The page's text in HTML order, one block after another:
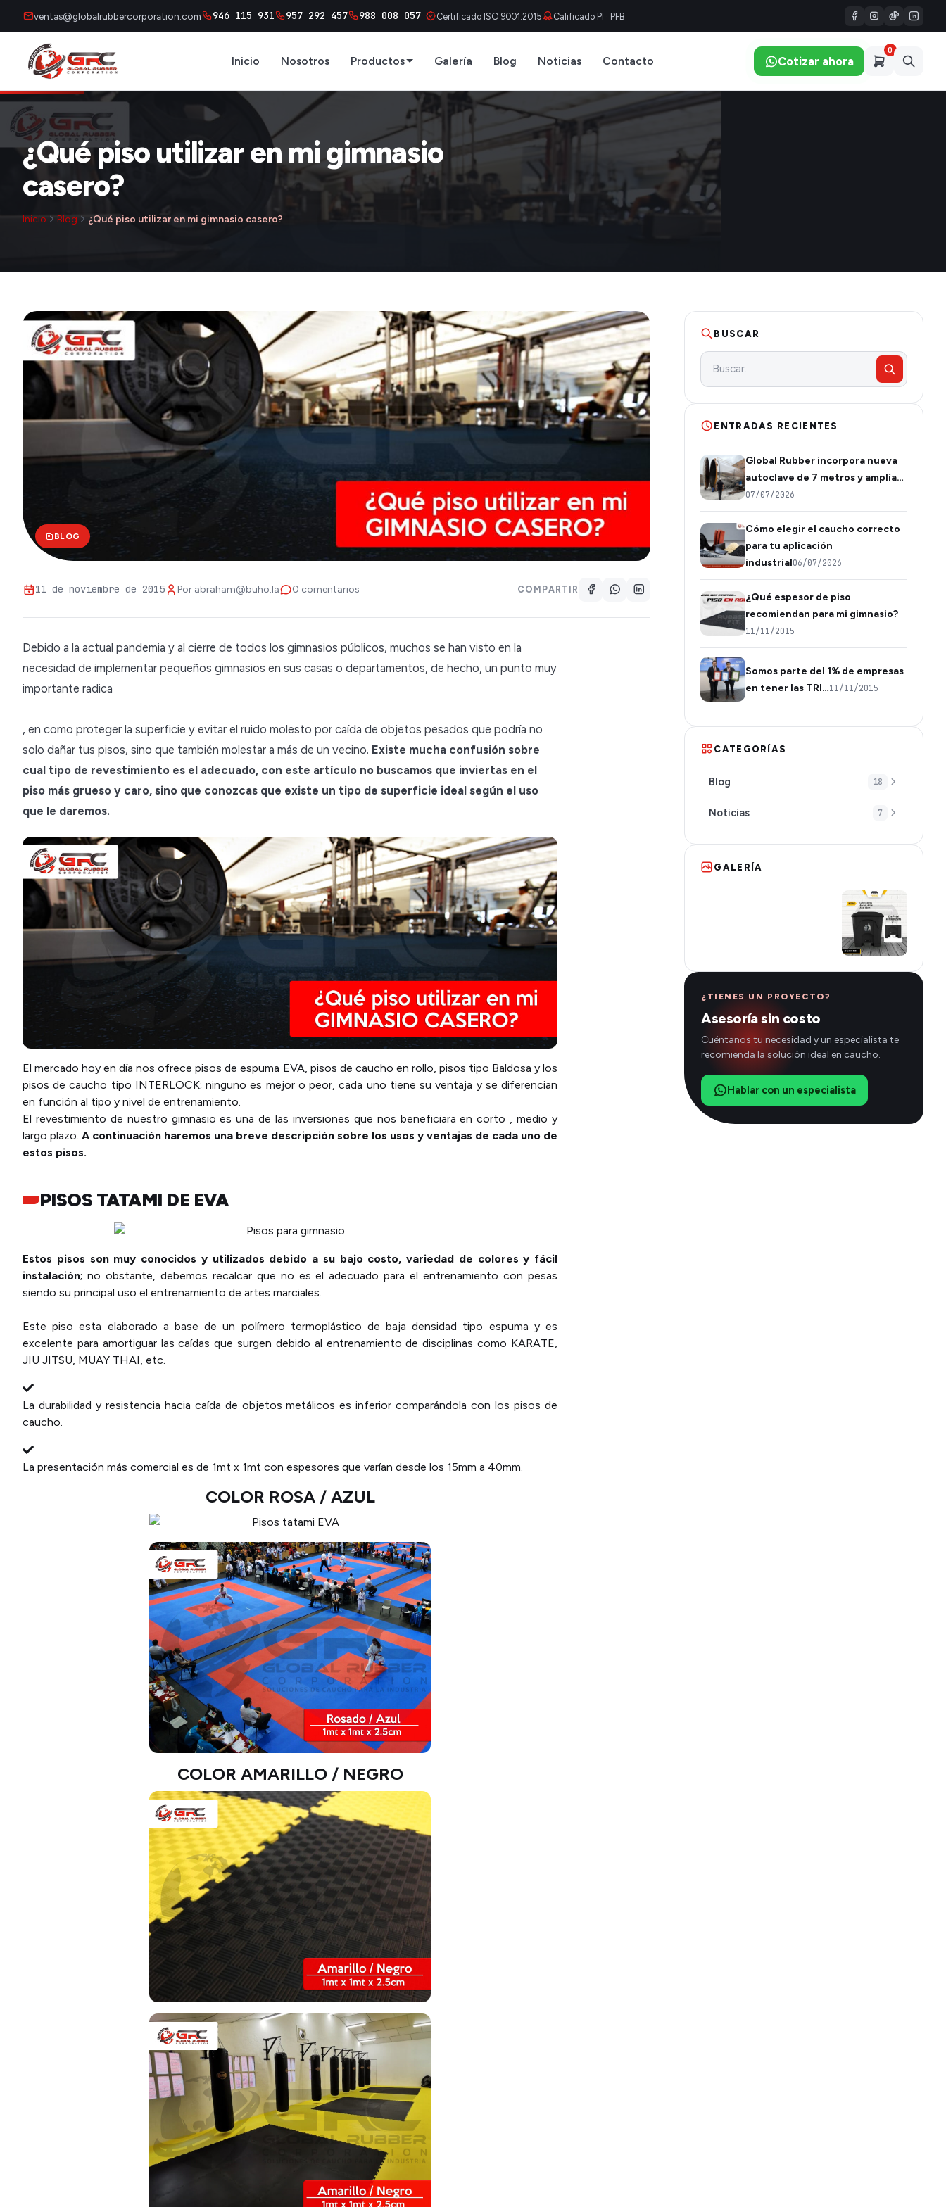
ventas@globalrubbercorporation.com 946 115 931 957 292 457 988 008 057 Certificado ISO 9001:2015 Calificado PI · PFB
Inicio Nosotros Productos Galería Blog Noticias Contacto Cotizar ahora
0
¿Qué piso utilizar en mi gimnasio
casero?
Inicio Blog ¿Qué piso utilizar en mi gimnasio casero?
BLOG
11 de noviembre de 2015 Por abraham@buho.la 0 comentarios COMPARTIR
Debido a la actual pandemia y al cierre de todos los gimnasios públicos, muchos se han visto en la
necesidad de implementar pequeños gimnasios en sus casas o departamentos, de hecho, un punto muy
importante radica
, en como proteger la superficie y evitar el ruido molesto por caída de objetos pesados que podría no
solo dañar tus pisos, sino que también molestar a más de un vecino. Existe mucha confusión sobre
cual tipo de revestimiento es el adecuado, con este artículo no buscamos que inviertas en el
piso más grueso y caro, sino que conozcas que existe un tipo de superficie ideal según el uso
que le daremos.
El mercado hoy en día nos ofrece pisos de espuma EVA, pisos de caucho en rollo, pisos tipo Baldosa y los
pisos de caucho tipo INTERLOCK; ninguno es mejor o peor, cada uno tiene su ventaja y se diferencian
en función al tipo y nivel de entrenamiento.
El revestimiento de nuestro gimnasio es una de las inversiones que nos beneficiara en corto , medio y
largo plazo. A continuación haremos una breve descripción sobre los usos y ventajas de cada uno de
estos pisos.
PISOS TATAMI DE EVA
Estos pisos son muy conocidos y utilizados debido a su bajo costo, variedad de colores y fácil
instalación; no obstante, debemos recalcar que no es el adecuado para el entrenamiento con pesas
siendo su principal uso el entrenamiento de artes marciales.
Este piso esta elaborado a base de un polímero termoplástico de baja densidad tipo espuma y es
excelente para amortiguar las caídas que surgen debido al entrenamiento de disciplinas como KARATE,
JIU JITSU, MUAY THAI, etc.
La durabilidad y resistencia hacia caída de objetos metálicos es inferior comparándola con los pisos de
caucho.
La presentación más comercial es de 1mt x 1mt con espesores que varían desde los 15mm a 40mm.
COLOR ROSA / AZUL
COLOR AMARILLO / NEGRO
BUSCAR
ENTRADAS RECIENTES
Global Rubber incorpora nueva
autoclave de 7 metros y amplía…
07/07/2026
Cómo elegir el caucho correcto
para tu aplicación
industrial06/07/2026
¿Qué espesor de piso
recomiendan para mi gimnasio?
11/11/2015
Somos parte del 1% de empresas
en tener las TRI…11/11/2015
CATEGORÍAS
Blog 18
Noticias 7
GALERÍA
¿TIENES UN PROYECTO?
Asesoría sin costo
Cuéntanos tu necesidad y un especialista te
recomienda la solución ideal en caucho.
Hablar con un especialista